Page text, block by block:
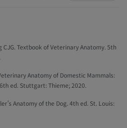
CJG. Textbook of Veterinary Anatomy. 5th
Anatomy of Domestic Mammals:
ed. Stuttgart: Thieme; 2020.
Anatomy of the Dog. 4th ed. St. Louis: